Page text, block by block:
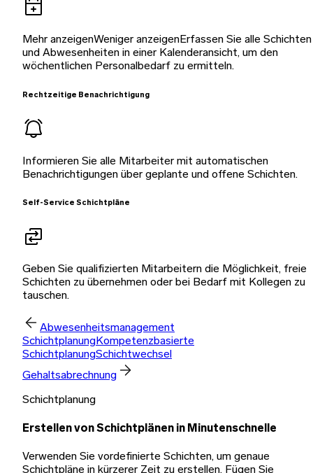
Mehr anzeigenWeniger anzeigenErfassen Sie alle Schichten
und Abwesenheiten in einer Kalenderansicht, um den
wöchentlichen Personalbedarf zu ermitteln.
Rechtzeitige Benachrichtigung
Informieren Sie alle Mitarbeiter mit automatischen
Benachrichtigungen über geplante und offene Schichten.
Self-Service Schichtpläne
Geben Sie qualifizierten Mitarbeitern die Möglichkeit, freie
Schichten zu übernehmen oder bei Bedarf mit Kollegen zu
tauschen.
Abwesenheitsmanagement
SchichtplanungKompetenzbasierte
SchichtplanungSchichtwechsel
Gehaltsabrechnung
Schichtplanung
Erstellen von Schichtplänen in Minutenschnelle
Verwenden Sie vordefinierte Schichten, um genaue
Schichtpläne in kürzerer Zeit zu erstellen. Fügen Sie